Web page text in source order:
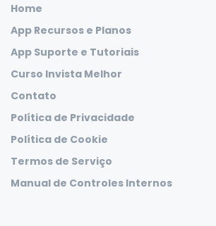
Home
App Recursos e Planos
App Suporte e Tutoriais
Curso Invista Melhor
Contato
Política de Privacidade
Política de Cookie
Termos de Serviço
Manual de Controles Internos